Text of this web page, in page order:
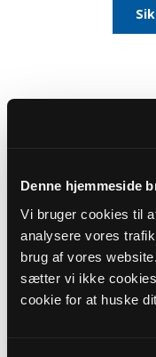
Denne hjemmeside
Vi bruger cookies til
analysere vores
brug af vores
sætter vi ikke
cookie for at huske